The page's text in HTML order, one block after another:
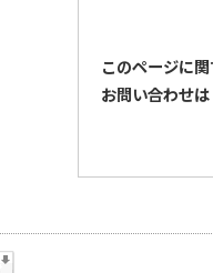
このページに関
お問い合わせは